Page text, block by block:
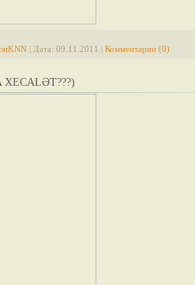
| Дата: 09.11.2011 | Комментарии (0)